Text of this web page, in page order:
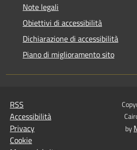
Note legali
Obiettivi di accessibilità
Dichiarazione di accessibilità
Piano di miglioramento sito
RSS
Accessibilità
Privacy
Cookie
by